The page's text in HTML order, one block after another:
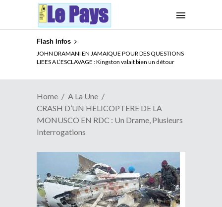
Flash Infos
JOHN DRAMANI EN JAMAIQUE POUR DES QUESTIONS
LIEES A L’ESCLAVAGE : Kingston valait bien un détour
ELECTION DE TALON A LA TETE DU SENAT BENINOIS :
Quand Patrice quitte le pouvoir sans partir !
Home
A La Une
CRASH D’UN HELICOPTERE DE LA
MONUSCO EN RDC : Un Drame, Plusieurs
Interrogations